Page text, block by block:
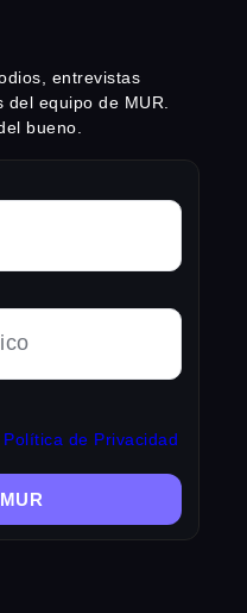
entrevistas
equipo de MUR.
bueno.
Política de Privacidad